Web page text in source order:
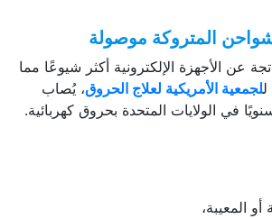
المتروكة موصولة
عن الأجهزة الإلكترونية أكثر شيوعًا مما
لجمعية الأمريكية لعلاج الحروق، يُصاب
أو المعيبة،